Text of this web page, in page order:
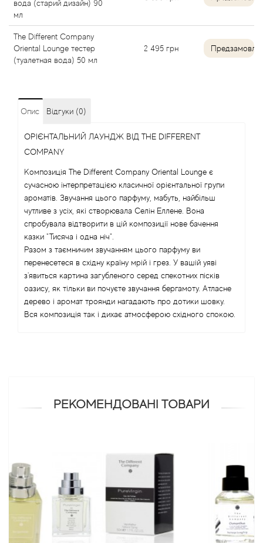
вода (старий дизайн) 90
мл
The Different Company
Oriental Lounge тестер
(туалетная вода) 50 мл
2 495 грн
Опис Відгуки (0)
ОРІЄНТАЛЬНИЙ ЛАУНДЖ ВІД THE DIFFERENT
COMPANY
Композиція The Different Company Oriental Lounge є
сучасною інтерпретацією класичної орієнтальної групи
ароматів. Звучання цього парфуму, мабуть, найбільш
чутливе з усіх, які створювала Селін Еллене. Вона
спробувала відтворити в цій композиції нове бачення
казки "Тисяча і одна ніч".
Разом з таємничим звучанням цього парфуму ви
перенесетеся в східну країну мрій і грез. У вашій уяві
з'явиться картина загубленого серед спекотних пісків
оазису, як тільки ви почуєте звучання бергамоту. Атласне
дерево і аромат троянди нагадають про дотики шовку.
Вся композиція так і дихає атмосферою східного спокою.
РЕКОМЕНДОВАНІ ТОВАРИ
Andre L'Arom
Angel Schlesser
Anima Mundi
Anna Sui
Anne Fontaine
Annick Goutal
Antonia's Flowers
Antonio Banderas
Antonio Puig
Antonio Visconti
Armaf
Armand Basi